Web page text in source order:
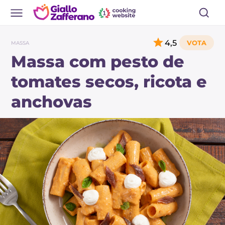
MASSA
Massa com pesto de
tomates secos, ricota e
anchovas
4,5